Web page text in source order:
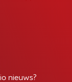
nieuws?